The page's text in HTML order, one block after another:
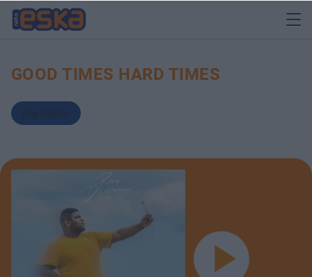
GOOD TIMES HARD TIMES
Ray Dalton